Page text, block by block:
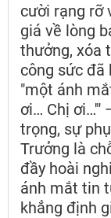
cười rạng rỡ
giá về lòng
thưởng, xóa
công sức đã
"một ánh
ơi… Chị ơi…'"
trọng, sự
Trưởng là
đầy hoài
ánh mắt tin
khẳng định